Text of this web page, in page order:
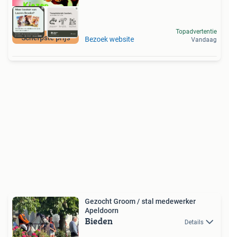
Scherpste prijs Bezoek website
Topadvertentie
Vandaag
Gezocht Groom / stal medewerker
Apeldoorn
Bieden Details